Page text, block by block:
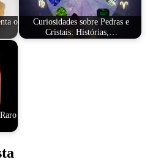
o
Curiosidades sobre Pedras e
Cristais: Histórias,…